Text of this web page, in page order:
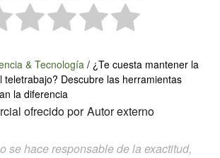
& Tecnología / ¿Te cuesta mantener la
teletrabajo? Descubre las herramientas
la diferencia
ofrecido por Autor externo
se hace responsable de la exactitud,